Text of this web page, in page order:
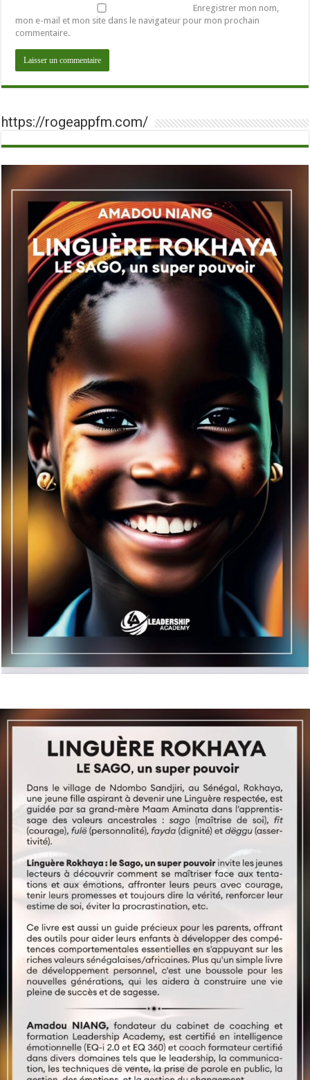
Enregistrer mon nom,
mon e-mail et mon site dans le navigateur pour mon prochain
commentaire.
https://rogeappfm.com/